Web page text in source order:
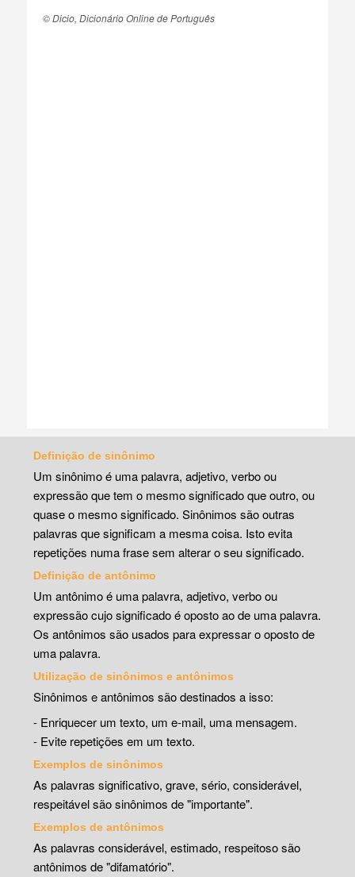
© Dicio, Dicionário Online de Português
Definição de sinônimo
Um sinônimo é uma palavra, adjetivo, verbo ou
expressão que tem o mesmo significado que outro, ou
quase o mesmo significado. Sinônimos são outras
palavras que significam a mesma coisa. Isto evita
repetições numa frase sem alterar o seu significado.
Definição de antônimo
Um antônimo é uma palavra, adjetivo, verbo ou
expressão cujo significado é oposto ao de uma palavra.
Os antônimos são usados para expressar o oposto de
uma palavra.
Utilização de sinônimos e antônimos
Sinônimos e antônimos são destinados a isso:
- Enriquecer um texto, um e-mail, uma mensagem.
- Evite repetições em um texto.
Exemplos de sinônimos
As palavras significativo, grave, sério, considerável,
respeitável são sinônimos de "importante".
Exemplos de antônimos
As palavras considerável, estimado, respeitoso são
antônimos de "difamatório".